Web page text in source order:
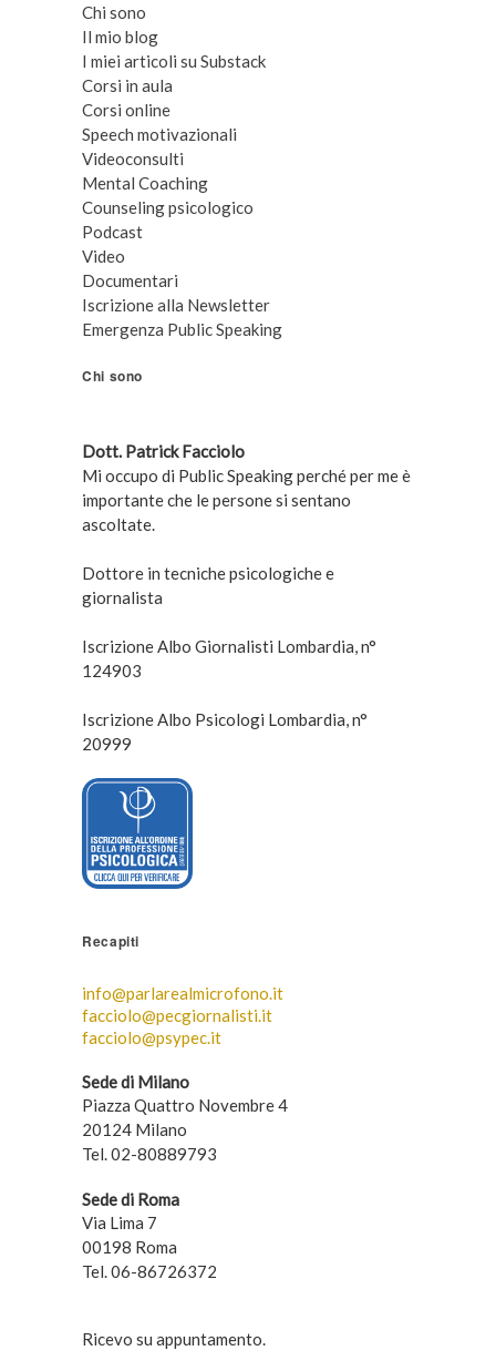
Chi sono
Il mio blog
I miei articoli su Substack
Corsi in aula
Corsi online
Speech motivazionali
Videoconsulti
Mental Coaching
Counseling psicologico
Podcast
Video
Documentari
Iscrizione alla Newsletter
Emergenza Public Speaking
Chi sono
Dott. Patrick Facciolo
Mi occupo di Public Speaking perché per me è
importante che le persone si sentano
ascoltate.
Dottore in tecniche psicologiche e
giornalista
Iscrizione Albo Giornalisti Lombardia, n°
124903
Iscrizione Albo Psicologi Lombardia, n°
20999
Recapiti
info@parlarealmicrofono.it
facciolo@pecgiornalisti.it
facciolo@psypec.it
Sede di Milano
Piazza Quattro Novembre 4
20124 Milano
Tel. 02-80889793
Sede di Roma
Via Lima 7
00198 Roma
Tel. 06-86726372
Ricevo su appuntamento.